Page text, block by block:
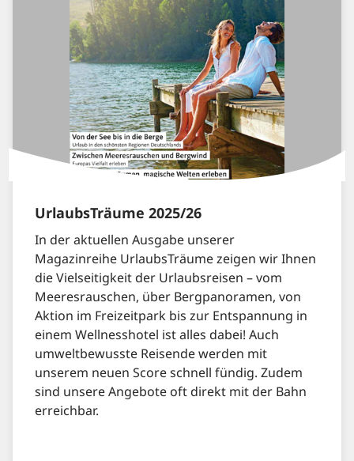
UrlaubsTräume 2025/26
In der aktuellen Ausgabe unserer
Magazinreihe UrlaubsTräume zeigen wir Ihnen
die Vielseitigkeit der Urlaubsreisen – vom
Meeresrauschen, über Bergpanoramen, von
Aktion im Freizeitpark bis zur Entspannung in
einem Wellnesshotel ist alles dabei! Auch
umweltbewusste Reisende werden mit
unserem neuen Score schnell fündig. Zudem
sind unsere Angebote oft direkt mit der Bahn
erreichbar.